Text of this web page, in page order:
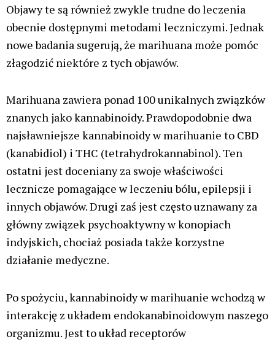
Objawy te są również zwykle trudne do leczenia
obecnie dostępnymi metodami leczniczymi. Jednak
nowe badania sugerują, że marihuana może pomóc
złagodzić niektóre z tych objawów.
Marihuana zawiera ponad 100 unikalnych związków
znanych jako kannabinoidy. Prawdopodobnie dwa
najsławniejsze kannabinoidy w marihuanie to CBD
(kanabidiol) i THC (tetrahydrokannabinol). Ten
ostatni jest doceniany za swoje właściwości
lecznicze pomagające w leczeniu bólu, epilepsji i
innych objawów. Drugi zaś jest często uznawany za
główny związek psychoaktywny w konopiach
indyjskich, chociaż posiada także korzystne
działanie medyczne.
Po spożyciu, kannabinoidy w marihuanie wchodzą w
interakcję z układem endokanabinoidowym naszego
organizmu. Jest to układ receptorów